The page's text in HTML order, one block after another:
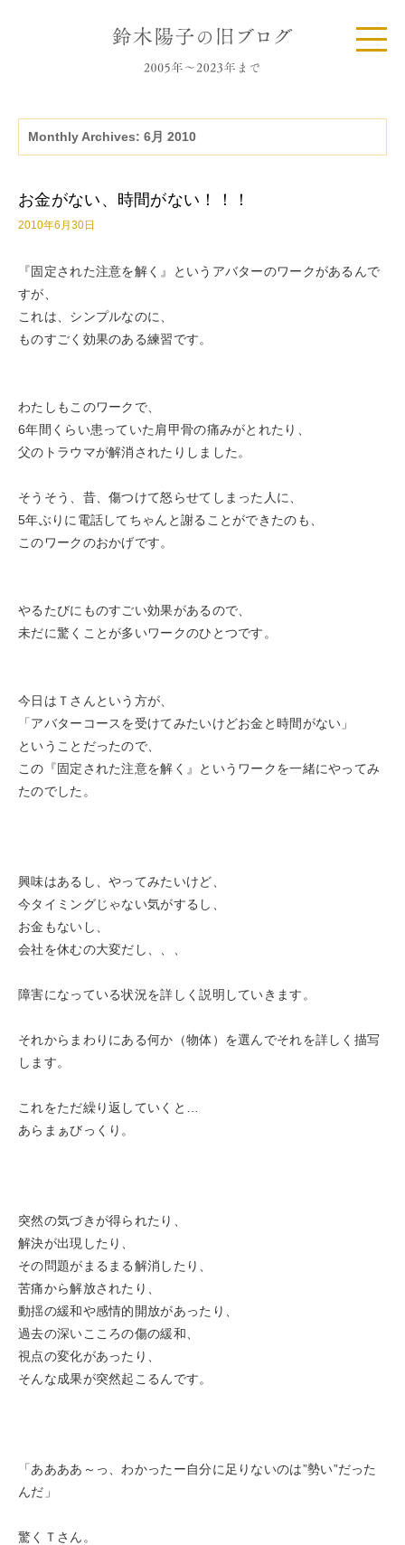
Monthly Archives: 6月 2010
お金がない、時間がない！！！
2010年6月30日
『固定された注意を解く』というアバターのワークがあるんで
すが、
これは、シンプルなのに、
ものすごく効果のある練習です。
わたしもこのワークで、
6年間くらい患っていた肩甲骨の痛みがとれたり、
父のトラウマが解消されたりしました。
そうそう、昔、傷つけて怒らせてしまった人に、
5年ぶりに電話してちゃんと謝ることができたのも、
このワークのおかげです。
やるたびにものすごい効果があるので、
未だに驚くことが多いワークのひとつです。
今日はＴさんという方が、
「アバターコースを受けてみたいけどお金と時間がない」
ということだったので、
この『固定された注意を解く』というワークを一緒にやってみ
たのでした。
興味はあるし、やってみたいけど、
今タイミングじゃない気がするし、
お金もないし、
会社を休むの大変だし、、、
障害になっている状況を詳しく説明していきます。
それからまわりにある何か（物体）を選んでそれを詳しく描写
します。
これをただ繰り返していくと…
あらまぁびっくり。
突然の気づきが得られたり、
解決が出現したり、
その問題がまるまる解消したり、
苦痛から解放されたり、
動揺の緩和や感情的開放があったり、
過去の深いこころの傷の緩和、
視点の変化があったり、
そんな成果が突然起こるんです。
「ああああ～っ、わかったー自分に足りないのは”勢い”だった
んだ 」
驚くＴさん。